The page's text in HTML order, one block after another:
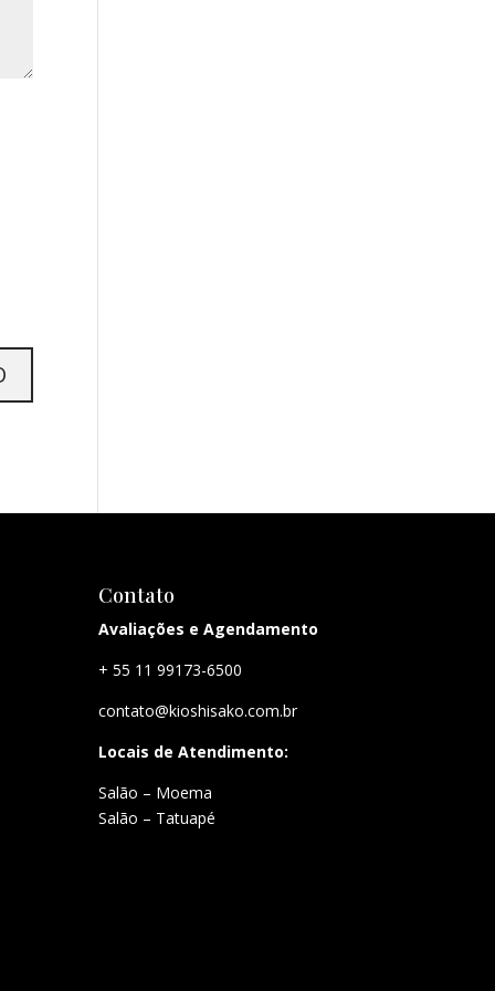
Contato
Avaliações e Agendamento
+ 55 11 99173-6500
contato@kioshisako.com.br
Locais de Atendimento:
Salão – Moema
Salão – Tatuapé